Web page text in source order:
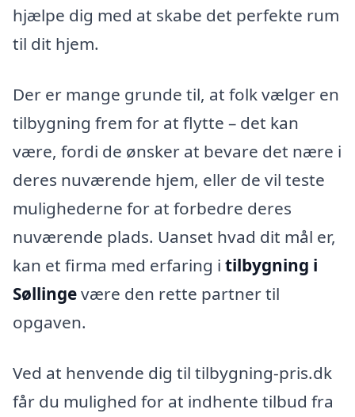
hjælpe dig med at skabe det perfekte rum
til dit hjem.
Der er mange grunde til, at folk vælger en
tilbygning frem for at flytte – det kan
være, fordi de ønsker at bevare det nære i
deres nuværende hjem, eller de vil teste
mulighederne for at forbedre deres
nuværende plads. Uanset hvad dit mål er,
kan et firma med erfaring i tilbygning i
Søllingevære den rette partner til
opgaven.
Ved at henvende dig til tilbygning-pris.dk
får du mulighed for at indhente tilbud fra